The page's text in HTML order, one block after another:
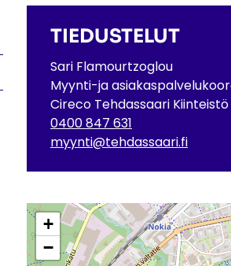
TIEDUSTELUT
Sari Flamourtzoglou
Myynti-ja
Cireco Tehdassaari
0400 847 631
myynti@tehdassaari.fi
+
−